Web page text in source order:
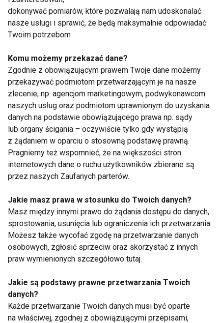
ciągu ciężkiego dnia przyniosą ulgę. Gdy nasze
dłonie są suche – używamy kremu, gdy usta
pierzchną – sięgamy po krem lub pomadkę, gdy
prostu sięgnijmy po krople bez konserwantów.
Uważajmy również na szkodliwe działanie promieni
UV – korzystajmy z przyciemnionych okularów z
odpowiednim filtrem.
ORGANIZM ZDROWIE
Organizm
Dania na bazie orkiszu
pomogą wzmocnić
twój organizm
W jaki sposób
latem poprzez
odpowiednią dietę?
dokonywać pomiarów, które pozwalają nam udoskonalać
nasze usługi i sprawić, że będą maksymalnie odpowiadać
Twoim potrzebom
Komu możemy przekazać dane?
Zgodnie z obowiązującym prawem Twoje dane możemy
przekazywać podmiotom przetwarzającym je na nasze
zlecenie, np. agencjom marketingowym, podwykonawcom
naszych usług oraz podmiotom uprawnionym do uzyskania
danych na podstawie obowiązującego prawa np. sądy
lub organy ścigania – oczywiście tylko gdy wystąpią
z żądaniem w oparciu o stosowną podstawę prawną.
Pragniemy też wspomnieć, że na większości stron
internetowych dane o ruchu użytkowników zbierane są
przez naszych Zaufanych parterów.
Jakie masz prawa w stosunku do Twoich danych?
Masz między innymi prawo do żądania dostępu do danych,
sprostowania, usunięcia lub ograniczenia ich przetwarzania.
Możesz także wycofać zgodę na przetwarzanie danych
osobowych, zgłosić sprzeciw oraz skorzystać z innych
praw wymienionych szczegółowo tutaj.
Jakie są podstawy prawne przetwarzania Twoich
danych?
Każde przetwarzanie Twoich danych musi być oparte
na właściwej, zgodnej z obowiązującymi przepisami,